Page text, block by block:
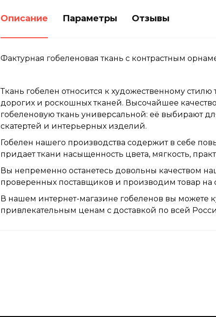
Описание Параметры Отзывы
Фактурная гобеленовая ткань с контрастным
Ткань гобелен относится к художественному
дорогих и роскошных тканей. Высочайшее
гобеленовую ткань универсальной: её выбирают
скатертей и интерьерных изделий.
Гобелен нашего производства содержит в себе
придает ткани насыщенность цвета, мягкость,
Вы непременно останетесь довольны качеством
проверенных поставщиков и производим товар
В нашем интернет-магазине гобеленов вы можете
привлекательным ценам с доставкой по всей